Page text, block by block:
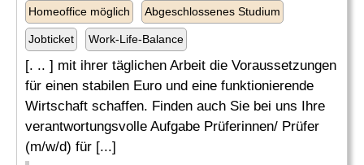
Homeoffice möglich Abgeschlossenes Studium
Jobticket Work-Life-Balance
[. .. ] mit ihrer täglichen Arbeit die Voraussetzungen
für einen stabilen Euro und eine funktionierende
Wirtschaft schaffen. Finden auch Sie bei uns Ihre
verantwortungsvolle Aufgabe Prüferinnen/ Prüfer
(m/w/d) für [...]